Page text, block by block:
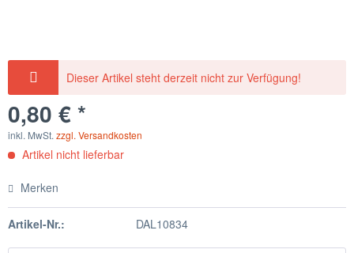
Dieser Artikel steht derzeit nicht zur Verfügung!
0,80 € *
inkl. MwSt. zzgl. Versandkosten
Artikel nicht lieferbar
Merken
Artikel-Nr.: DAL10834